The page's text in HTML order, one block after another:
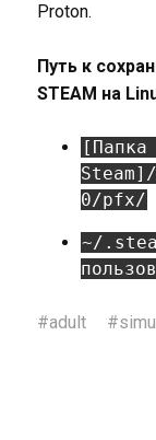
Proton.
Путь к
STEAM на
[Папка
0/pfx/
~/
#adult #